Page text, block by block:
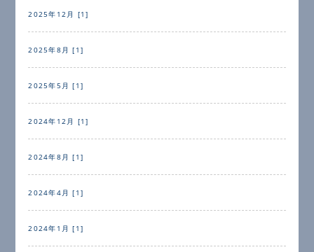
2025年12月 [1]
2025年8月 [1]
2025年5月 [1]
2024年12月 [1]
2024年8月 [1]
2024年4月 [1]
2024年1月 [1]